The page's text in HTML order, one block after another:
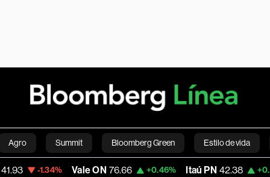
Agro Summit Bloomberg Green Estilo de vida
pessoais Viagens Internacional Brasil
-1.34% Vale ON 76.66 +0.46% Itaú PN 42.38 +0.67%